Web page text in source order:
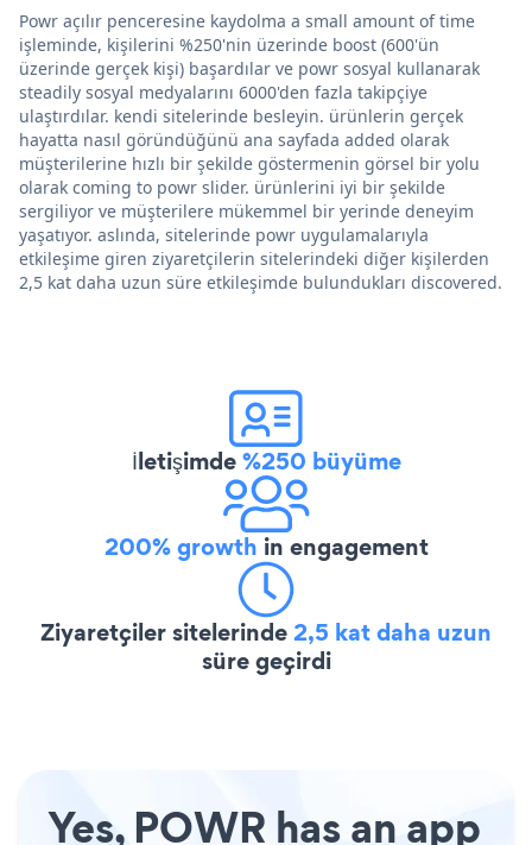
Powr açılır penceresine kaydolma a small amount of time
işleminde, kişilerini %250'nin üzerinde boost (600'ün
üzerinde gerçek kişi) başardılar ve powr sosyal kullanarak
steadily sosyal medyalarını 6000'den fazla takipçiye
ulaştırdılar. kendi sitelerinde besleyin. ürünlerin gerçek
hayatta nasıl göründüğünü ana sayfada added olarak
müşterilerine hızlı bir şekilde göstermenin görsel bir yolu
olarak coming to powr slider. ürünlerini iyi bir şekilde
sergiliyor ve müşterilere mükemmel bir yerinde deneyim
yaşatıyor. aslında, sitelerinde powr uygulamalarıyla
etkileşime giren ziyaretçilerin sitelerindeki diğer kişilerden
2,5 kat daha uzun süre etkileşimde bulundukları discovered.
İletişimde%250 büyüme
200% growth in engagement
Ziyaretçiler sitelerinde2,5 kat daha uzun
süre geçirdi
Yes, POWR has an app